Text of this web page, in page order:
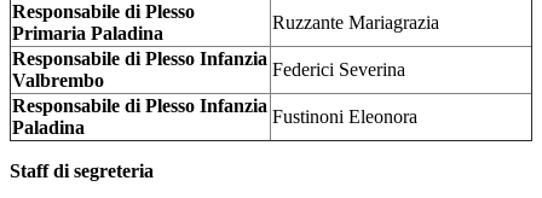
Responsabile di Plesso
Primaria Paladina
Ruzzante Mariagrazia
Responsabile di Plesso Infanzia
Valbrembo
Federici Severina
Responsabile di Plesso Infanzia
Paladina
Fustinoni Eleonora
Staff di segreteria